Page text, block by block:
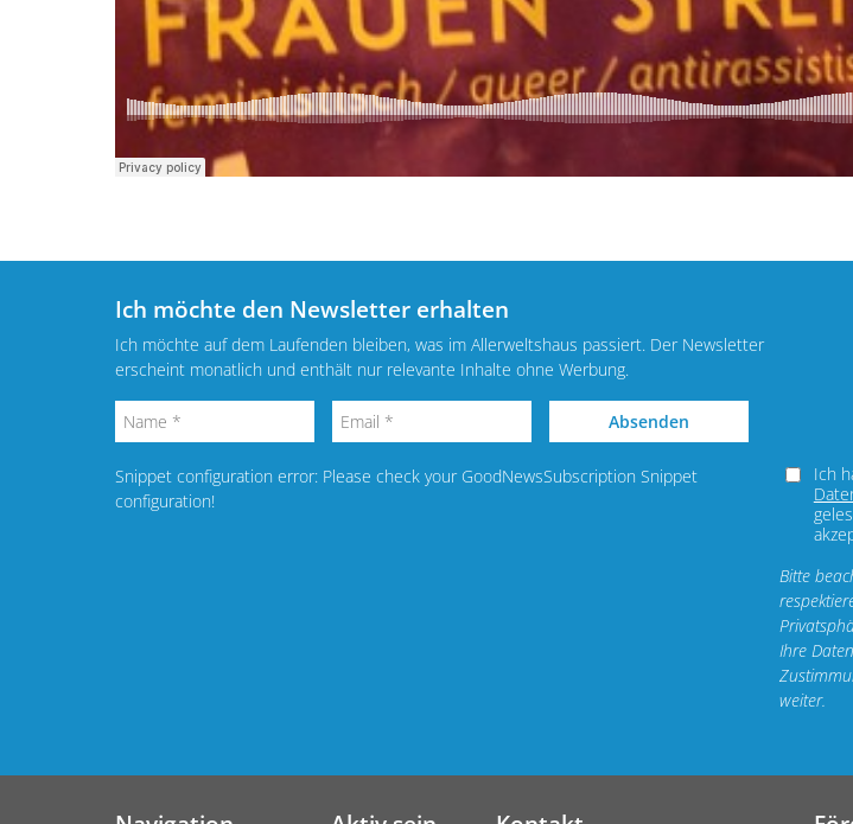
Ich möchte den Newsletter erhalten
Ich möchte auf dem Laufenden bleiben, was im Allerweltshaus passiert. Der Newsletter
erscheint monatlich und enthält nur relevante Inhalte ohne Werbung.
Absenden
Snippet configuration error: Please check your GoodNewsSubscription Snippet
configuration!
Ich
Bitte
Ihre
weiter.